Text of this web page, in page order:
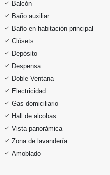
Balcón
Baño auxiliar
Baño en habitación principal
Clósets
Depósito
Despensa
Doble Ventana
Electricidad
Gas domiciliario
Hall de alcobas
Vista panorámica
Zona de lavandería
Amoblado